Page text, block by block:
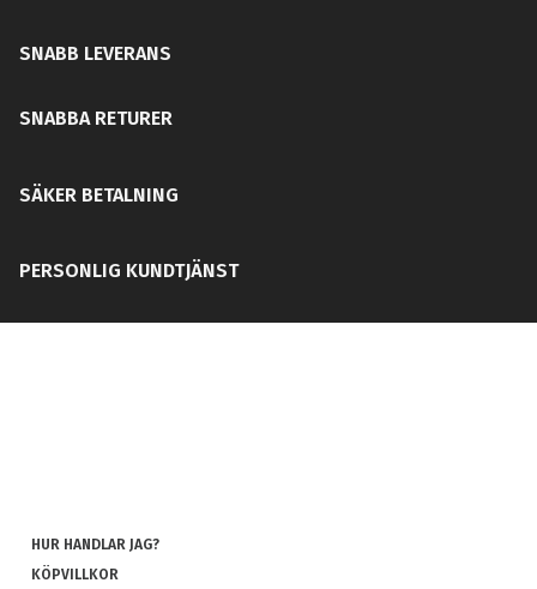
SNABB LEVERANS
SNABBA RETURER
SÄKER BETALNING
PERSONLIG KUNDTJÄNST
HUR HANDLAR JAG?
KÖPVILLKOR